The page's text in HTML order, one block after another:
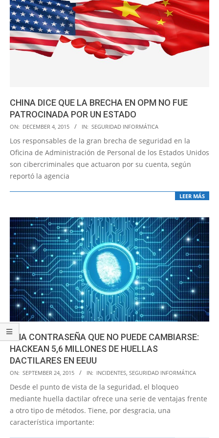
CHINA DICE QUE LA BRECHA EN OPM NO FUE
PATROCINADA POR UN ESTADO
2015-
12-
04
ON: DECEMBER 4, 2015 IN: SEGURIDAD INFORMÁTICA
Los responsables de la gran brecha de seguridad en la
Oficina de Administración de Personal de los Estados Unidos
son cibercriminales que actuaron por su cuenta, según
reportó la agencia
LEER MÁS
UNA CONTRASEÑA QUE NO PUEDE CAMBIARSE:
HACKEAN 5,6 MILLONES DE HUELLAS
DACTILARES EN EEUU
2015-
09-
24
ON: SEPTEMBER 24, 2015 IN: INCIDENTES, SEGURIDAD INFORMÁTICA
Desde el punto de vista de la seguridad, el bloqueo
mediante huella dactilar ofrece una serie de ventajas frente
a otro tipo de métodos. Tiene, por desgracia, una
característica importante: